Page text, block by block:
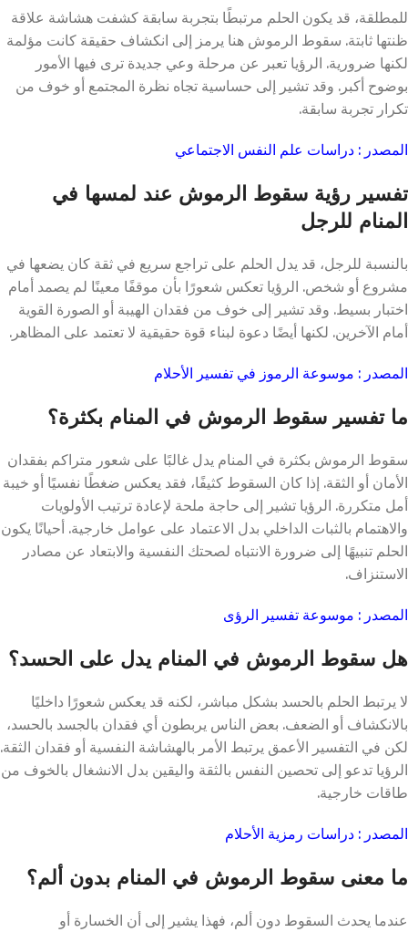
للمطلقة، قد يكون الحلم مرتبطًا بتجربة سابقة كشفت هشاشة علاقة
ظنتها ثابتة. سقوط الرموش هنا يرمز إلى انكشاف حقيقة كانت مؤلمة
لكنها ضرورية. الرؤيا تعبر عن مرحلة وعي جديدة ترى فيها الأمور
بوضوح أكبر. وقد تشير إلى حساسية تجاه نظرة المجتمع أو خوف من
تكرار تجربة سابقة.
المصدر : دراسات علم النفس الاجتماعي
تفسير رؤية سقوط الرموش عند لمسها في
المنام للرجل
بالنسبة للرجل، قد يدل الحلم على تراجع سريع في ثقة كان يضعها في
مشروع أو شخص. الرؤيا تعكس شعورًا بأن موقفًا معينًا لم يصمد أمام
اختبار بسيط. وقد تشير إلى خوف من فقدان الهيبة أو الصورة القوية
أمام الآخرين. لكنها أيضًا دعوة لبناء قوة حقيقية لا تعتمد على المظاهر.
المصدر : موسوعة الرموز في تفسير الأحلام
ما تفسير سقوط الرموش في المنام بكثرة؟
سقوط الرموش بكثرة في المنام يدل غالبًا على شعور متراكم بفقدان
الأمان أو الثقة. إذا كان السقوط كثيفًا، فقد يعكس ضغطًا نفسيًا أو خيبة
أمل متكررة. الرؤيا تشير إلى حاجة ملحة لإعادة ترتيب الأولويات
والاهتمام بالثبات الداخلي بدل الاعتماد على عوامل خارجية. أحيانًا يكون
الحلم تنبيهًا إلى ضرورة الانتباه لصحتك النفسية والابتعاد عن مصادر
الاستنزاف.
المصدر : موسوعة تفسير الرؤى
هل سقوط الرموش في المنام يدل على الحسد؟
لا يرتبط الحلم بالحسد بشكل مباشر، لكنه قد يعكس شعورًا داخليًا
بالانكشاف أو الضعف. بعض الناس يربطون أي فقدان بالجسد بالحسد،
لكن في التفسير الأعمق يرتبط الأمر بالهشاشة النفسية أو فقدان الثقة.
الرؤيا تدعو إلى تحصين النفس بالثقة واليقين بدل الانشغال بالخوف من
طاقات خارجية.
المصدر : دراسات رمزية الأحلام
ما معنى سقوط الرموش في المنام بدون ألم؟
عندما يحدث السقوط دون ألم، فهذا يشير إلى أن الخسارة أو